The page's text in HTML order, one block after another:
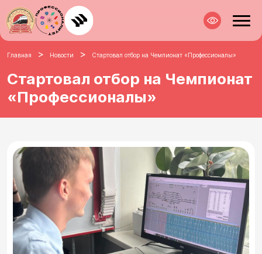
Главная > Новости > Стартовал отбор на Чемпионат «Профессионалы»
Стартовал отбор на Чемпионат
«Профессионалы»